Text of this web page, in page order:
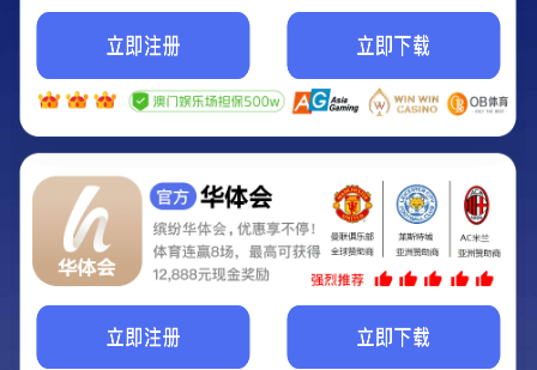
Hey Guys!
我们即将上线啦...
我们的网站正在建设.